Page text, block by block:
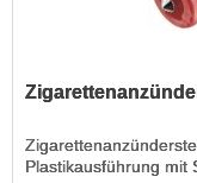
Plastikausführung mit